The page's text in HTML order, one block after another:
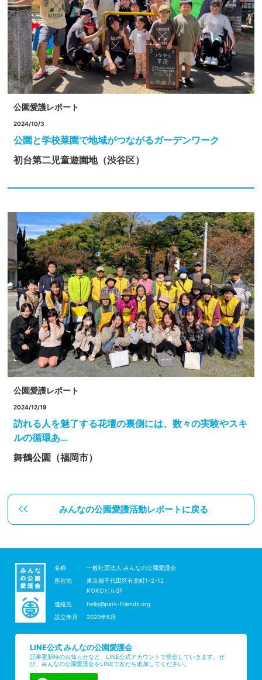
公園愛護レポート
2024/10/3
公園と学校菜園で地域がつながるガーデンワーク
初台第二児童遊園地（渋谷区）
公園愛護レポート
2024/12/19
訪れる人を魅了する花壇の裏側には、数々の実験やスキ
ルの循環あ…
舞鶴公園（福岡市）
みんなの公園愛護活動レポートに戻る
名称
一般社団法人 みんなの公園愛護会
所在地
東京都千代田区有楽町1-2-12
KOKOビル3F
連絡先
hello@park-friends.org
設立年月
2020年6月
LINE公式 みんなの公園愛護会
記事更新時のお知らせなど、LINE公式アカウントで発信していきます。ぜ
ひ、みんなの公園愛護会をLINEで友だち追加してください。